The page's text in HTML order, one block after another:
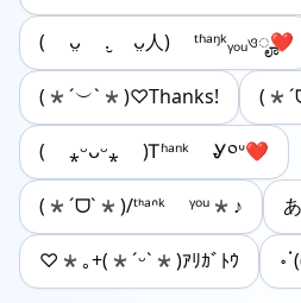
( ᴗ̤ .̮ ᴗ̤人) ᵗʱᵃᵑᵏᵧₒᵤওೄ❤
(*´︶`*)♡Thanks!
( ⁎ᵕᴗᵕ⁎ )Ꭲʱᵃⁿᵏ Ꮍ༠ᐡ❤︎
(*ˊᗜˋ*)/ᵗᑋᵃᐢᵏ ᵞᵒᵘ*♪
♡*｡+(*ˊᵕˋ*)ｱﾘｶﾞﾄｳ‎